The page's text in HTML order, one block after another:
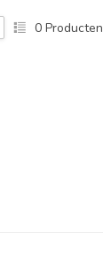
0 Producten